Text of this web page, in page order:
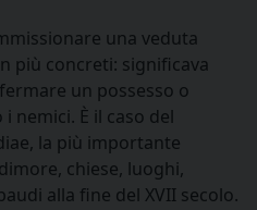
una veduta
più concreti: significava
un possesso o
nemici. È il caso del
la più importante
chiese, luoghi,
alla fine del XVII secolo.